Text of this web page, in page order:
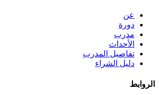
عن
دورة
مدرب
الأحداث
تفاصيل المدرب
دليل الشراء
الروابط